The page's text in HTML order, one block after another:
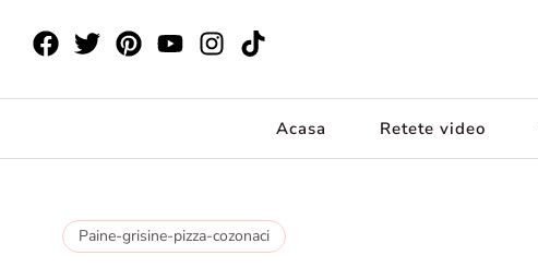
Acasa Retete video
Paine-grisine-pizza-cozonaci